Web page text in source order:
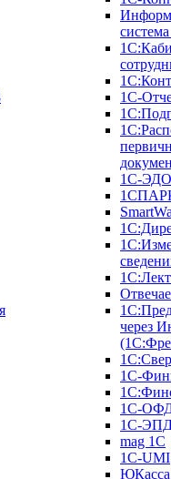
1С-
1С-ЭДО
через
1С-
1С-
1С-
mag 1C
1C-UMI